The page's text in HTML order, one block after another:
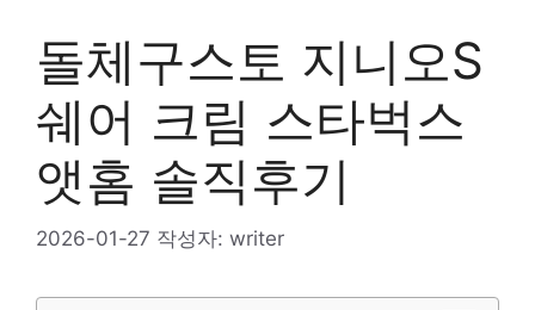
돌체구스토 지니오S
쉐어 크림 스타벅스
앳홈 솔직후기
2026-01-27 작성자: writer